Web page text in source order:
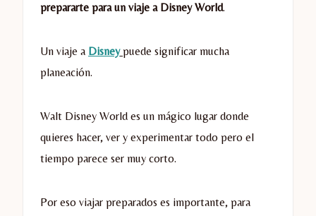
prepararte para un viaje a Disney World.
Un viaje a Disney puede significar mucha
planeación.
Walt Disney World es un mágico lugar donde
quieres hacer, ver y experimentar todo pero el
tiempo parece ser muy corto.
Por eso viajar preparados es importante, para